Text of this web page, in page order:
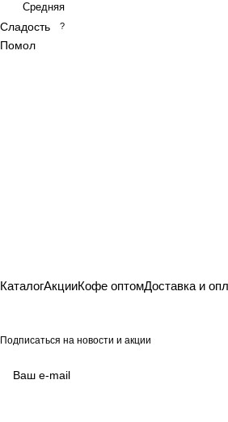
Средняя
Сладость ?
Помол
КаталогАкцииКофе оптомДоставка и
Подписаться на новости и акции
персональных данных